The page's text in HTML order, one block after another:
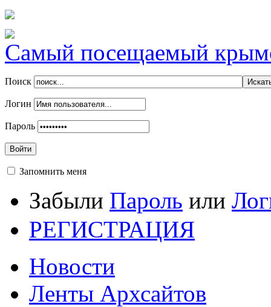
Самый посещаемый
Поиск
Логин
Пароль
Войти
Запомнить меня
Забыли Пароль или
РЕГИСТРАЦИЯ
Новости
Ленты Архсайтов